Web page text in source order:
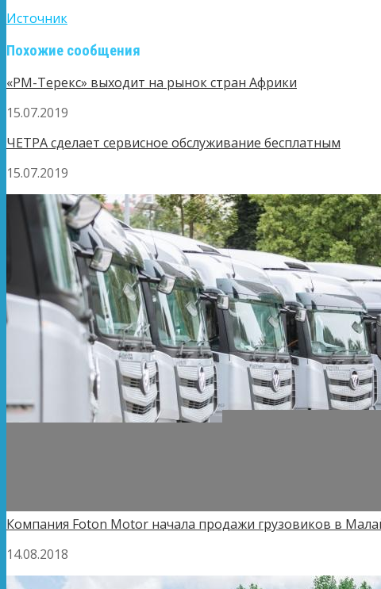
Источник
Похожие сообщения
«РМ-Терекс» выходит на рынок стран Африки
15.07.2019
ЧЕТРА сделает сервисное обслуживание бесплатным
15.07.2019
Компания Foton Motor начала продажи грузовиков в
14.08.2018